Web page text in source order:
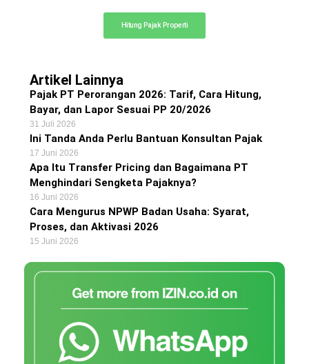
Hitung Pajak Properti
Artikel Lainnya
Pajak PT Perorangan 2026: Tarif, Cara Hitung,
Bayar, dan Lapor Sesuai PP 20/2026
31 Juli 2026
Ini Tanda Anda Perlu Bantuan Konsultan Pajak
17 Juni 2026
Apa Itu Transfer Pricing dan Bagaimana PT
Menghindari Sengketa Pajaknya?
16 Juni 2026
Cara Mengurus NPWP Badan Usaha: Syarat,
Proses, dan Aktivasi 2026
15 Juni 2026